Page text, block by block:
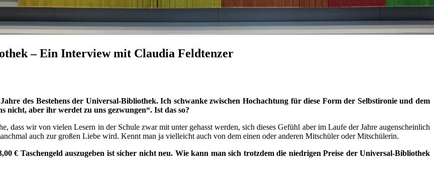
– Ein Interview mit Claudia Feldtenzer
des Bestehens der Universal-Bibliothek. Ich schwanke zwischen Hochachtung für diese Form der Selbstironie und dem
aber ihr werdet zu uns gezwungen“. Ist das so?
dass wir von vielen Lesern in der Schule zwar mit unter gehasst werden, sich dieses Gefühl aber im Laufe der Jahre augenscheinlich
auch zur großen Liebe wird. Kennt man ja vielleicht auch von dem einen oder anderen Mitschüler oder Mitschülerin.
€ Taschengeld auszugeben ist sicher nicht neu. Wie kann man sich trotzdem die niedrigen Preise der Universal-Bibliothek